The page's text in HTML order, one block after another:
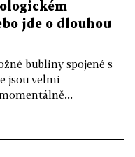
jde o dlouhou
bubliny spojené s
jsou velmi